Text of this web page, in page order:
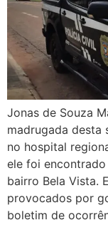
Jonas de Souza
madrugada desta
no hospital
ele foi
bairro Bela Vista.
provocados por
boletim de